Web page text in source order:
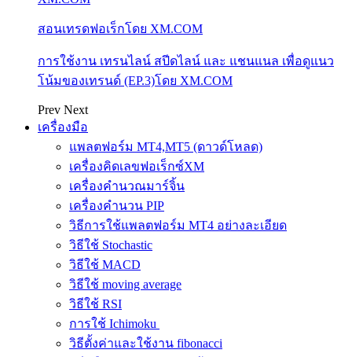
สอนเทรดฟอเร็กโดย XM.COM
การใช้งาน เทรนไลน์ สปีดไลน์ และ แชนแนล เพื่อดูแนว
โน้มของเทรนด์ (EP.3)โดย XM.COM
Prev Next
เครื่องมือ
แพลตฟอร์ม MT4,MT5 (ดาวด์โหลด)
เครื่องคิดเลขฟอเร็กซ์XM
เครื่องคำนวณมาร์จิ้น
เครื่องคำนวน PIP
วิธีการใช้แพลตฟอร์ม MT4 อย่างละเอียด
วิธีใช้ Stochastic
วิธีใช้ MACD
วิธีใช้ moving average
วิธีใช้ RSI
การใช้ Ichimoku
วิธีตั้งค่าและใช้งาน fibonacci